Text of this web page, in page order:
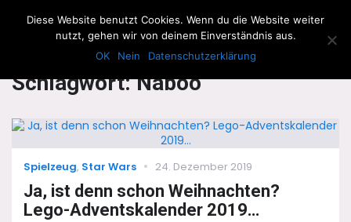
The Howling Men
Schlagwort:Naboo
Categories
Spielzeug, Star Wars
Posted
24. Dezember 2019
Ja, ist denn schon Weihnachten?
Lego-Adventskalender 2019…
Diese Website benutzt Cookies. Wenn du die Website weiter
nutzt, gehen wir von deinem Einverständnis aus.
OK
Nein Datenschutzerklärung